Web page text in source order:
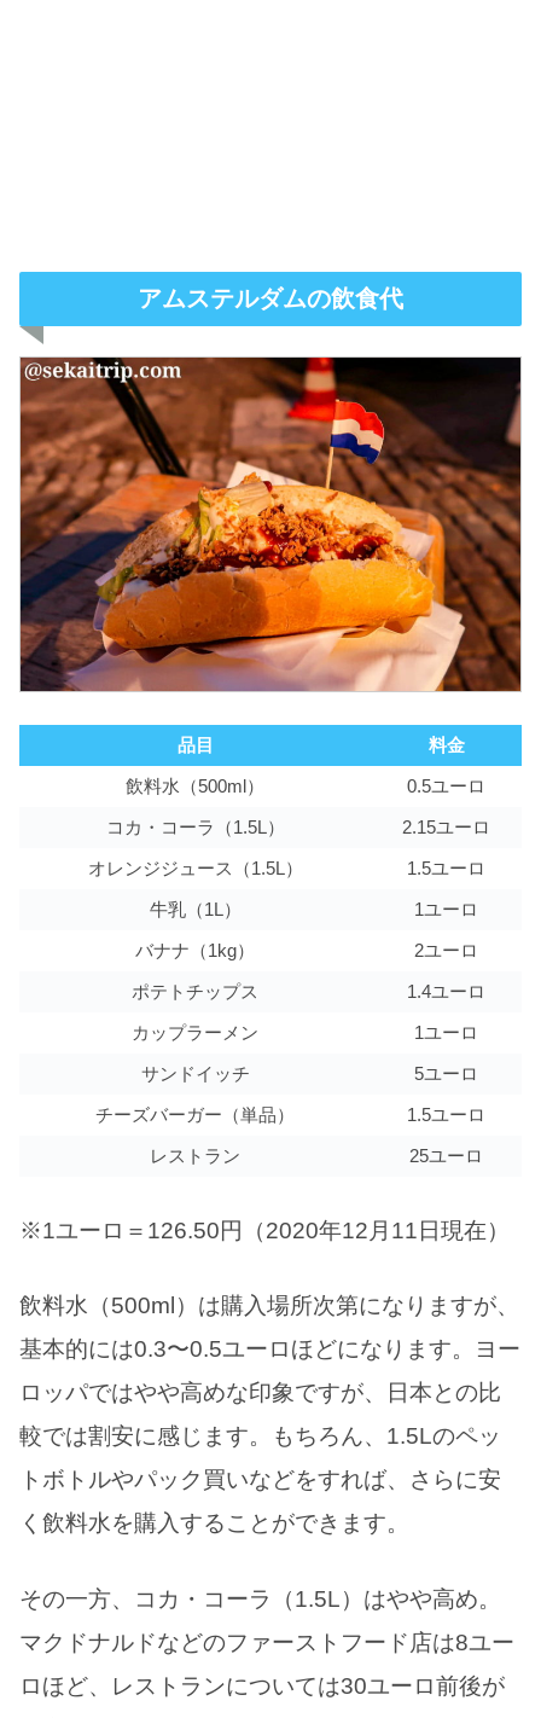
アムステルダムの飲食代
品目
料金
飲料水（500ml）
0.5ユーロ
コカ・コーラ（1.5L）
2.15ユーロ
オレンジジュース（1.5L）
1.5ユーロ
牛乳（1L）
1ユーロ
バナナ（1kg）
2ユーロ
ポテトチップス
1.4ユーロ
カップラーメン
1ユーロ
サンドイッチ
5ユーロ
チーズバーガー（単品）
1.5ユーロ
レストラン
25ユーロ
※1ユーロ＝126.50円（2020年12月11日現在）
飲料水（500ml）は購入場所次第になりますが、
基本的には0.3〜0.5ユーロほどになります。ヨー
ロッパではやや高めな印象ですが、日本との比
較では割安に感じます。もちろん、1.5Lのペッ
トボトルやパック買いなどをすれば、さらに安
く飲料水を購入することができます。
その一方、コカ・コーラ（1.5L）はやや高め。
マクドナルドなどのファーストフード店は8ユー
ロほど、レストランについては30ユーロ前後が